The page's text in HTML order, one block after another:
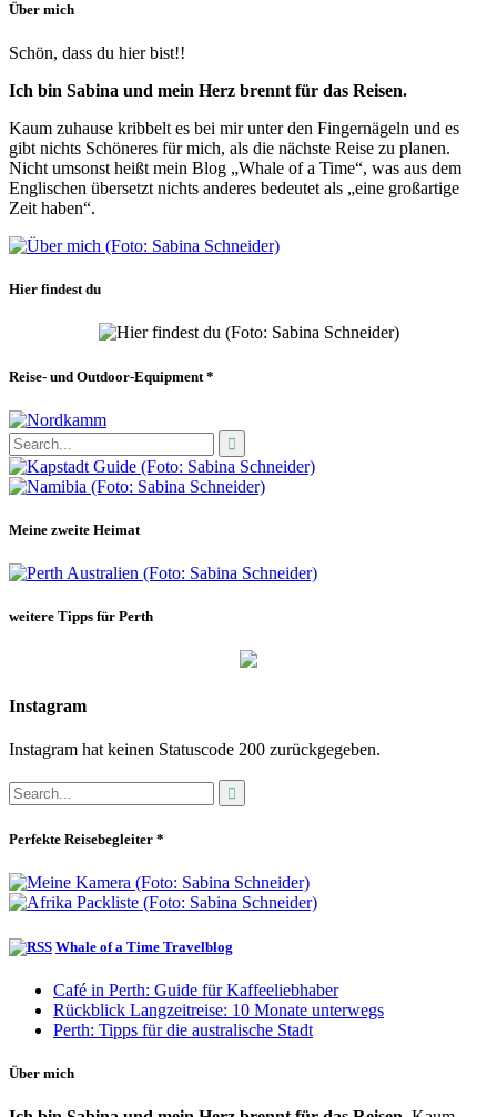
Über mich
Schön, dass du hier bist!!
Ich bin Sabina und mein Herz brennt für das Reisen.
Kaum zuhause kribbelt es bei mir unter den Fingernägeln und es
gibt nichts Schöneres für mich, als die nächste Reise zu planen.
Nicht umsonst heißt mein Blog „Whale of a Time“, was aus dem
Englischen übersetzt nichts anderes bedeutet als „eine großartige
Zeit haben“.
Hier findest du
Reise- und Outdoor-Equipment *
Meine zweite Heimat
weitere Tipps für Perth
Instagram
Instagram hat keinen Statuscode 200 zurückgegeben.
Perfekte Reisebegleiter *
Whale of a Time Travelblog
Café in Perth: Guide für Kaffeeliebhaber
Rückblick Langzeitreise: 10 Monate unterwegs
Perth: Tipps für die australische Stadt
Über mich